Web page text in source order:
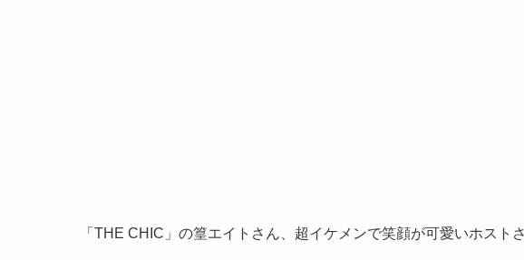
「THE CHIC」の篁エイトさん、超イケメンで笑顔が可愛いホスト